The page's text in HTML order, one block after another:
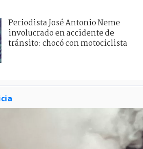
Periodista José Antonio Neme
involucrado en accidente de
tránsito: chocó con motociclista